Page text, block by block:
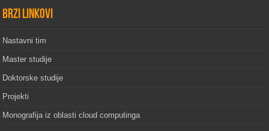
Brzi linkovi
Nastavni tim
Master studije
Doktorske studije
Projekti
Monografija iz oblasti cloud computinga